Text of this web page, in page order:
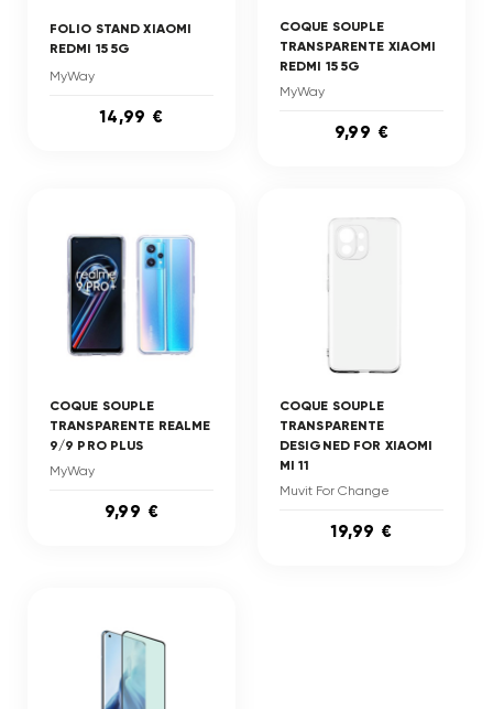
FOLIO STAND XIAOMI
REDMI 15 5G
MyWay
14,99 €
COQUE SOUPLE
TRANSPARENTE XIAOMI
REDMI 15 5G
MyWay
9,99 €
COQUE SOUPLE
TRANSPARENTE REALME
9/9 PRO PLUS
MyWay
9,99 €
COQUE SOUPLE
TRANSPARENTE
DESIGNED FOR XIAOMI
MI 11
Muvit For Change
19,99 €